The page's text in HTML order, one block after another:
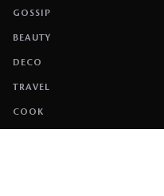
GOSSIP
BEAUTY
DECO
TRAVEL
COOK